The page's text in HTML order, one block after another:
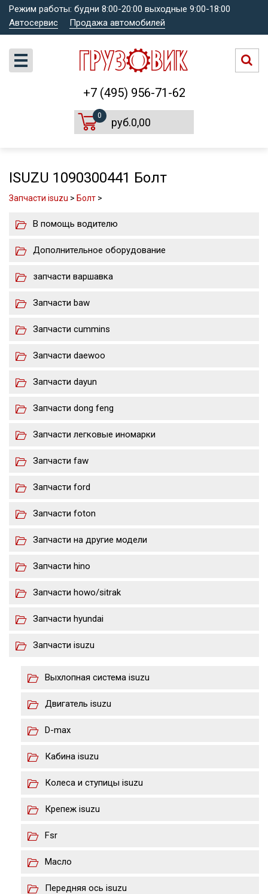
Режим работы: будни 8:00-20:00 выходные 9:00-18:00
Автосервис
Продажа автомобилей
+7 (495) 956-71-62
0
руб.0,00
ISUZU 1090300441 Болт
Запчасти isuzu > Болт >
В помощь водителю
Дополнительное оборудование
запчасти варшавка
Запчасти baw
Запчасти cummins
Запчасти daewoo
Запчасти dayun
Запчасти dong feng
Запчасти легковые иномарки
Запчасти faw
Запчасти ford
Запчасти foton
Запчасти на другие модели
Запчасти hino
Запчасти howo/sitrak
Запчасти hyundai
Запчасти isuzu
Выхлопная система isuzu
Двигатель isuzu
D-max
Кабина isuzu
Колеса и ступицы isuzu
Крепеж isuzu
Fsr
Масло
Передняя ось isuzu